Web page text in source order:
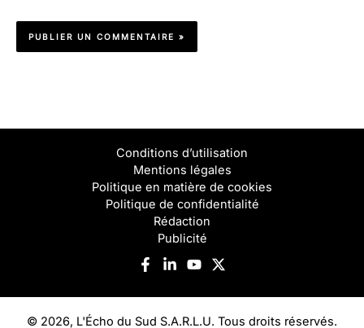
Conditions d’utilisation
Mentions légales
Politique en matière de cookies
Politique de confidentialité
Rédaction
Publicité
© 2026, L'Écho du Sud S.A.R.L.U. Tous droits réservés.